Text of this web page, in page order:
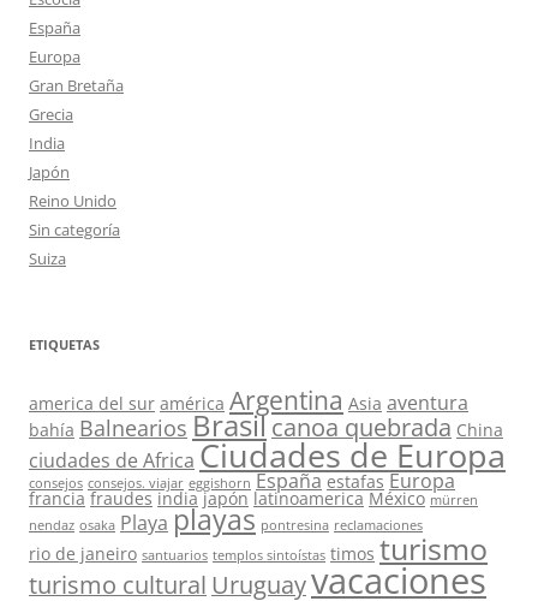
España
Europa
Gran Bretaña
Grecia
India
Japón
Reino Unido
Sin categoría
Suiza
ETIQUETAS
america del sur américa Argentina Asia aventura
bahía Balnearios Brasilcanoa quebrada China
ciudades de Africa Ciudades de Europa
consejos consejos. viajar eggishorn España estafas Europa
francia fraudes india japón latinoamerica México mürren
nendaz osaka Playa playas pontresina reclamaciones
rio de janeiro santuarios templos sintoístas timos turismo
turismo cultural Uruguayvacaciones